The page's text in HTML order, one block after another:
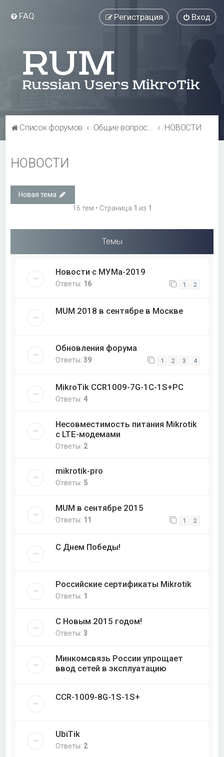
FAQ Вход
Регистрация
Список форумов Общие вопросы НОВОСТИ
НОВОСТИ
Новая тема
16 тем • Страница 1 из 1
Темы
Новости с МУМа-2019
Ответы: 16 1 2
MUM 2018 в сентябре в Москве
Обновления форума
Ответы:39 1 2 3 4
MikroTik CCR1009-7G-1C-1S+PC
Ответы:4
Несовместимость питания Mikrotik
с LTE-модемами
Ответы: 2
mikrotik-pro
Ответы: 5
MUM в сентябре 2015
Ответы: 11 1 2
С Днем Победы!
Российские сертификаты Mikrotik
Ответы: 1
С Новым 2015 годом!
Ответы:3
Минкомсвязь России упрощает
ввод сетей в эксплуатацию
CCR-1009-8G-1S-1S+
UbiTik
Ответы: 2